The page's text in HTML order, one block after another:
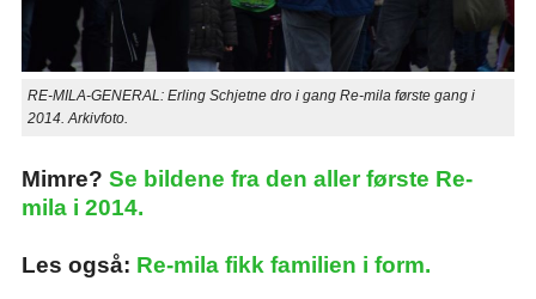
RE-MILA-GENERAL: Erling Schjetne dro i gang Re-mila første gang i
2014. Arkivfoto.
Mimre? Se bildene fra den aller første Re-
mila i 2014.
Les også: Re-mila fikk familien i form.